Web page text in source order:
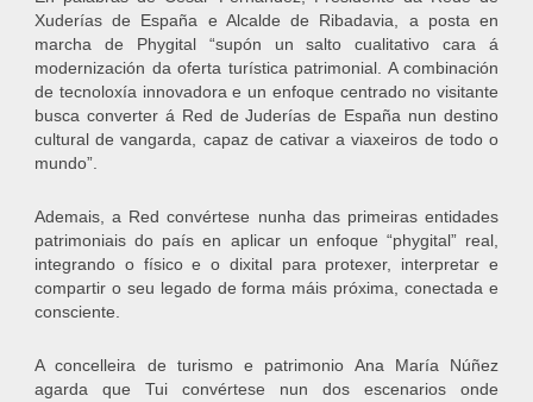
Xuderías de España e Alcalde de Ribadavia, a posta en
marcha de Phygital “supón un salto cualitativo cara á
modernización da oferta turística patrimonial. A combinación
de tecnoloxía innovadora e un enfoque centrado no visitante
busca converter á Red de Juderías de España nun destino
cultural de vangarda, capaz de cativar a viaxeiros de todo o
mundo”.
Ademais, a Red convértese nunha das primeiras entidades
patrimoniais do país en aplicar un enfoque “phygital” real,
integrando o físico e o dixital para protexer, interpretar e
compartir o seu legado de forma máis próxima, conectada e
consciente.
A concelleira de turismo e patrimonio Ana María Núñez
agarda que Tui convértese nun dos escenarios onde